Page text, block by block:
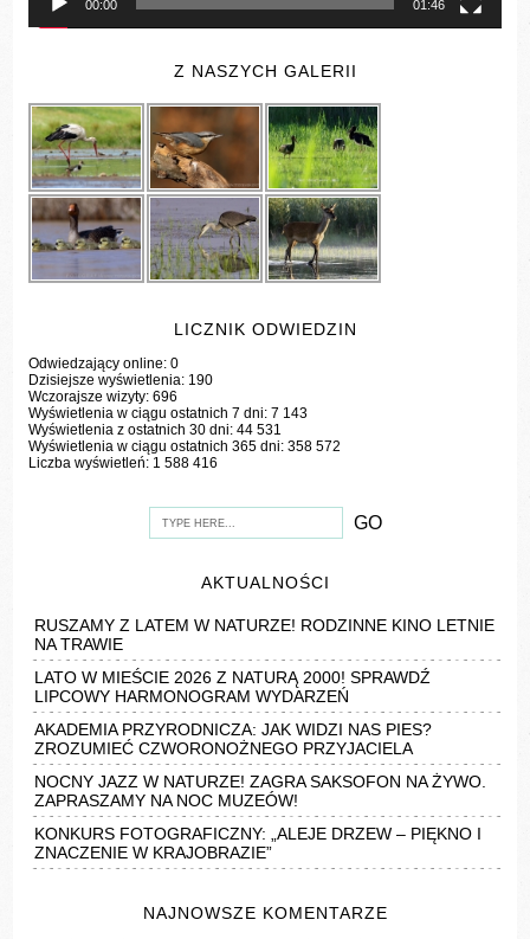
00:00 01:46
Z NASZYCH GALERII
LICZNIK ODWIEDZIN
Odwiedzający online:0
Dzisiejsze wyświetlenia: 190
Wczorajsze wizyty:696
Wyświetlenia w ciągu ostatnich 7 dni:7 143
Wyświetlenia z ostatnich 30 dni:44 531
Wyświetlenia w ciągu ostatnich 365 dni:358 572
Liczba wyświetleń: 1 588 416
AKTUALNOŚCI
RUSZAMY Z LATEM W NATURZE! RODZINNE KINO LETNIE
NA TRAWIE
LATO W MIEŚCIE 2026 Z NATURĄ 2000! SPRAWDŹ
LIPCOWY HARMONOGRAM WYDARZEŃ
AKADEMIA PRZYRODNICZA: JAK WIDZI NAS PIES?
ZROZUMIEĆ CZWORONOŻNEGO PRZYJACIELA
NOCNY JAZZ W NATURZE! ZAGRA SAKSOFON NA ŻYWO.
ZAPRASZAMY NA NOC MUZEÓW!
KONKURS FOTOGRAFICZNY: „ALEJE DRZEW – PIĘKNO I
ZNACZENIE W KRAJOBRAZIE”
NAJNOWSZE KOMENTARZE